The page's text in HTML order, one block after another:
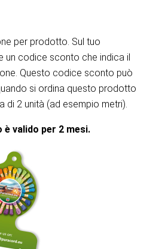
per prodotto. Sul tuo
un codice sconto che indica il
Questo codice sconto può
si ordina questo prodotto
di 2 unità (ad esempio metri).
valido per 2 mesi.